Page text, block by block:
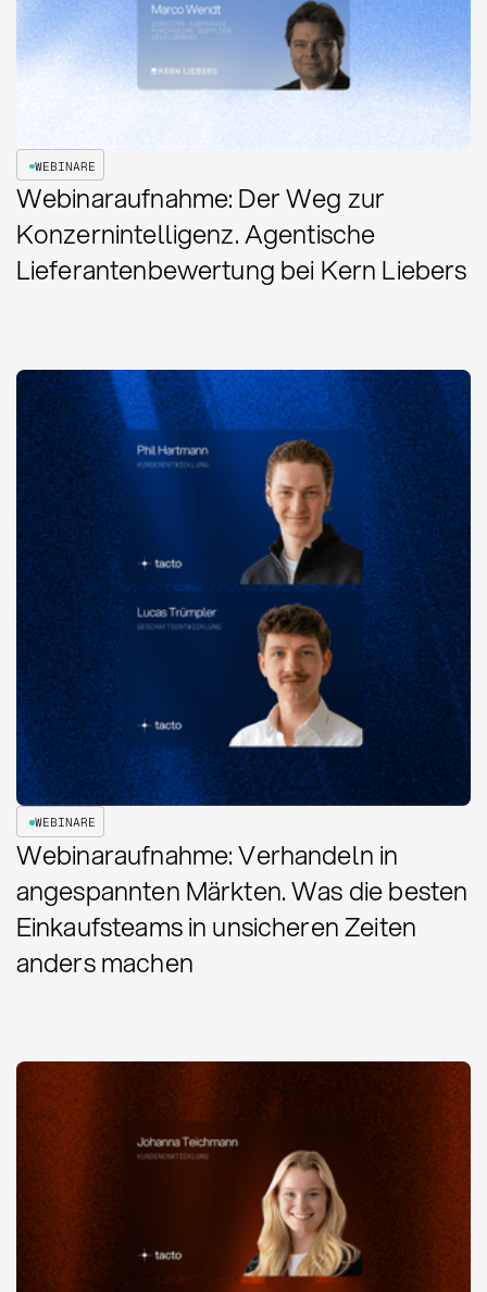
WEBINARE
Webinaraufnahme: Der Weg zur
Konzernintelligenz. Agentische
Lieferantenbewertung bei Kern Liebers
WEBINARE
Webinaraufnahme: Verhandeln in
angespannten Märkten. Was die besten
Einkaufsteams in unsicheren Zeiten
anders machen